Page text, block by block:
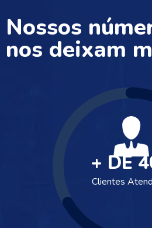
Nossos
nos deixam
Clientes
+ DE